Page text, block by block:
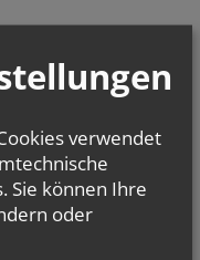
verwendet
Sie können Ihre
oder